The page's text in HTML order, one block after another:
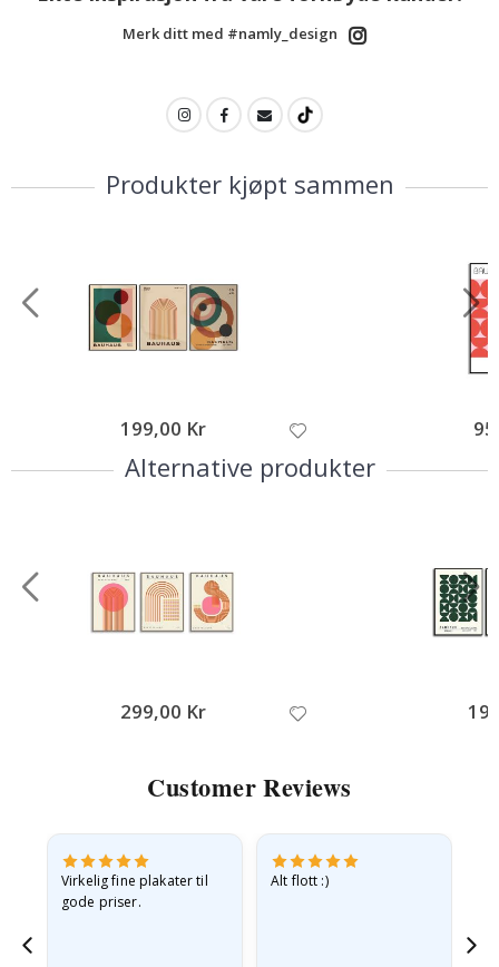
Merk ditt med #namly_design
Produkter kjøpt sammen
199,00 Kr
Alternative produkter
299,00 Kr
Customer Reviews
Virkelig fine plakater til
gode priser.
Alt flott :)